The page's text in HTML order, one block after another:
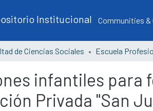
Institucional Communities &
de Ciencias Sociales
infantiles para
Privada "San